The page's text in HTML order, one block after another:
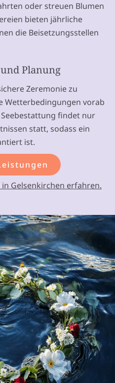
oder streuen Blumen
bieten jährliche
die Beisetzungsstellen
Planung
Zeremonie zu
Wetterbedingungen vorab
findet nur
statt, sodass ein
ist.
Gelsenkirchen erfahren.